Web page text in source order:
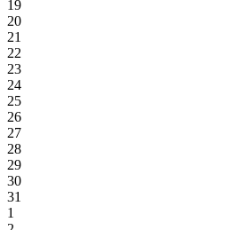
19
20
21
22
23
24
25
26
27
28
29
30
31
1